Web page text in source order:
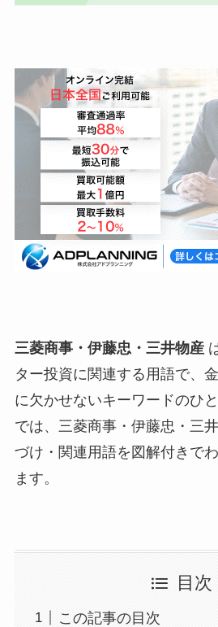
三菱商事・伊藤忠・三井物産
ター投資に関連する用語で、
に欠かせないキーワードのひ
では、三菱商事・伊藤忠・三
づけ・関連用語を図解付きで
ます。
目次
この記事の目次